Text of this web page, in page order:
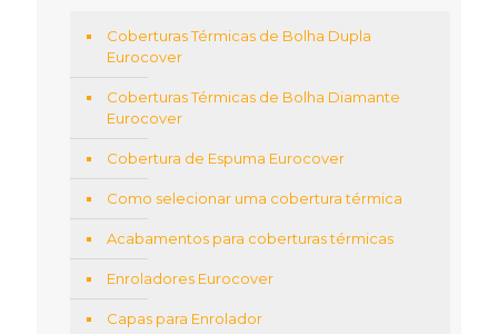
Coberturas Térmicas de Bolha Dupla
Eurocover
Coberturas Térmicas de Bolha Diamante
Eurocover
Cobertura de Espuma Eurocover
Como selecionar uma cobertura térmica
Acabamentos para coberturas térmicas
Enroladores Eurocover
Capas para Enrolador